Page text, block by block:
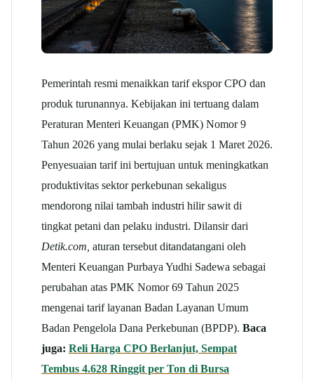
Pemerintah resmi menaikkan tarif ekspor CPO dan
produk turunannya. Kebijakan ini tertuang dalam
Peraturan Menteri Keuangan (PMK) Nomor 9
Tahun 2026 yang mulai berlaku sejak 1 Maret 2026.
Penyesuaian tarif ini bertujuan untuk meningkatkan
produktivitas sektor perkebunan sekaligus
mendorong nilai tambah industri hilir sawit di
tingkat petani dan pelaku industri. Dilansir dari
Detik.com, aturan tersebut ditandatangani oleh
Menteri Keuangan Purbaya Yudhi Sadewa sebagai
perubahan atas PMK Nomor 69 Tahun 2025
mengenai tarif layanan Badan Layanan Umum
Badan Pengelola Dana Perkebunan (BPDP). Baca
juga: Reli Harga CPO Berlanjut, Sempat
Tembus 4.628 Ringgit per Ton di Bursa